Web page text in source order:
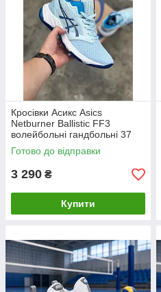
Кросівки Асикс Asics
Netburner Ballistic FF3
волейбольні гандбольні 37
Готово до відправки
3 290 ₴
Купити